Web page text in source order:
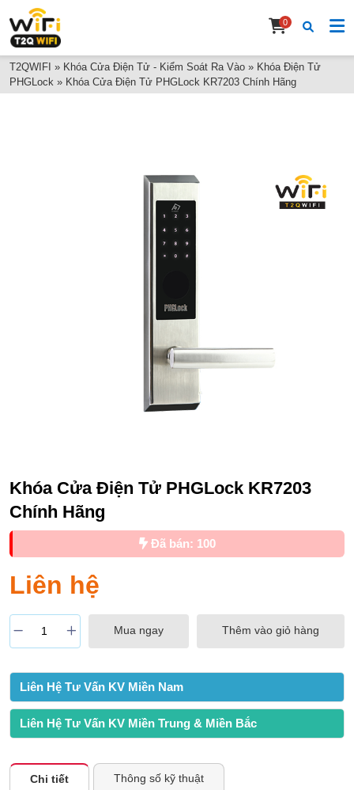
0
T2QWIFI » Khóa Cửa Điện Tử - Kiểm Soát Ra Vào » Khóa Điện Tử
PHGLock » Khóa Cửa Điện Tử PHGLock KR7203 Chính Hãng
Khóa Cửa Điện Tử PHGLock KR7203
Chính Hãng
Đã bán: 100
Liên hệ
Mua ngay Thêm vào giỏ hàng
Liên Hệ Tư Vấn KV Miền Nam
Liên Hệ Tư Vấn KV Miền Trung & Miền Bắc
Chi tiết Thông số kỹ thuật